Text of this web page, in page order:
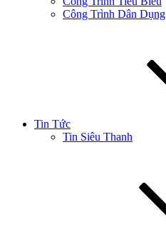
Công Trình Dân Dụng
Tin Tức
Tin Siêu Thanh